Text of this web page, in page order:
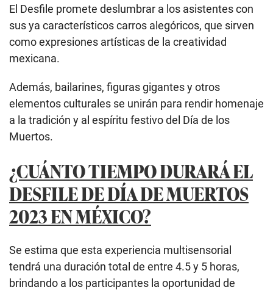
El Desfile promete deslumbrar a los asistentes con
sus ya característicos carros alegóricos, que sirven
como expresiones artísticas de la creatividad
mexicana.
Además, bailarines, figuras gigantes y otros
elementos culturales se unirán para rendir homenaje
a la tradición y al espíritu festivo del Día de los
Muertos.
¿CUÁNTO TIEMPO DURARÁ EL
DESFILE DE DÍA DE MUERTOS
2023 EN MÉXICO?
Se estima que esta experiencia multisensorial
tendrá una duración total de entre 4.5 y 5 horas,
brindando a los participantes la oportunidad de